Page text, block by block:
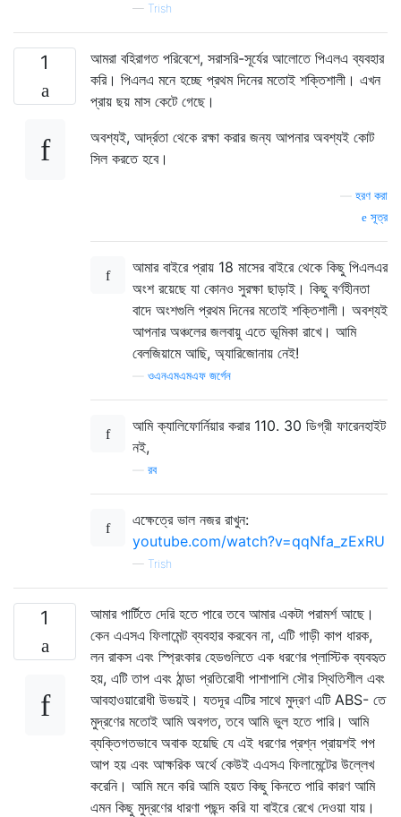
— Trish
1
আমরা বহিরাগত পরিবেশে, সরাসরি-সূর্যের আলোতে পিএলএ ব্যবহার
করি। পিএলএ মনে হচ্ছে প্রথম দিনের মতোই শক্তিশালী। এখন
প্রায় ছয় মাস কেটে গেছে।
অবশ্যই, আর্দ্রতা থেকে রক্ষা করার জন্য আপনার অবশ্যই কোট
সিল করতে হবে।
হরণ করা
সূত্র
আমার বাইরে প্রায় 18 মাসের বাইরে থেকে কিছু পিএলএর
অংশ রয়েছে যা কোনও সুরক্ষা ছাড়াই। কিছু বর্ণহীনতা
বাদে অংশগুলি প্রথম দিনের মতোই শক্তিশালী। অবশ্যই
আপনার অঞ্চলের জলবায়ু এতে ভূমিকা রাখে। আমি
বেলজিয়ামে আছি, অ্যারিজোনায় নেই!
ওএনএমএমএফ জর্গেন
আমি ক্যালিফোর্নিয়ার করার 110. 30 ডিগ্রী ফারেনহাইট
নই,
রব
এক্ষেত্রে ভাল নজর রাখুন:
youtube.com/watch?v=qqNfa_zExRU
— Trish
1
আমার পার্টিতে দেরি হতে পারে তবে আমার একটা পরামর্শ আছে।
কেন এএসএ ফিলামেন্ট ব্যবহার করবেন না, এটি গাড়ী কাপ ধারক,
লন রাকস এবং স্প্রিংকার হেডগুলিতে এক ধরণের প্লাস্টিক ব্যবহৃত
হয়, এটি তাপ এবং ঠান্ডা প্রতিরোধী পাশাপাশি সৌর স্থিতিশীল এবং
আবহাওয়ারোধী উভয়ই। যতদূর এটির সাথে মুদ্রণ এটি ABS- তে
মুদ্রণের মতোই আমি অবগত, তবে আমি ভুল হতে পারি। আমি
ব্যক্তিগতভাবে অবাক হয়েছি যে এই ধরণের প্রশ্ন প্রায়শই পপ
আপ হয় এবং আক্ষরিক অর্থে কেউই এএসএ ফিলামেন্টের উল্লেখ
করেনি। আমি মনে করি আমি হয়ত কিছু কিনতে পারি কারণ আমি
এমন কিছু মুদ্রণের ধারণা পছন্দ করি যা বাইরে রেখে দেওয়া যায়।